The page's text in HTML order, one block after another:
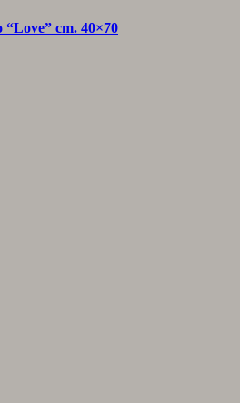
“Love” cm. 40×70